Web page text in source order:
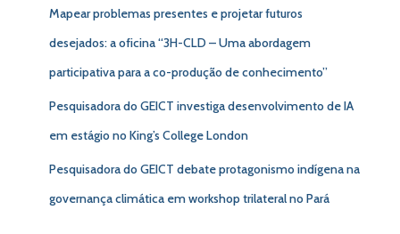
Mapear problemas presentes e projetar futuros
desejados: a oficina “3H-CLD – Uma abordagem
participativa para a co-produção de conhecimento”
Pesquisadora do GEICT investiga desenvolvimento de IA
em estágio no King’s College London
Pesquisadora do GEICT debate protagonismo indígena na
governança climática em workshop trilateral no Pará